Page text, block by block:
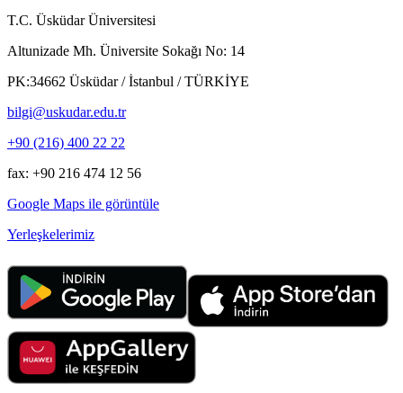
T.C. Üsküdar Üniversitesi
Altunizade Mh. Üniversite Sokağı No: 14
PK:34662 Üsküdar / İstanbul / TÜRKİYE
bilgi@uskudar.edu.tr
+90 (216) 400 22 22
fax: +90 216 474 12 56
Google Maps ile görüntüle
Yerleşkelerimiz